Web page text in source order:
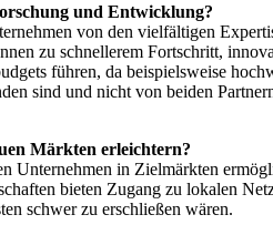
und Entwicklung?
von den vielfältigen
zu schnellerem Fortschritt,
führen, da beispielsweise
sind und nicht von beiden
Märkten erleichtern?
Unternehmen in Zielmärkten
bieten Zugang zu lokalen
schwer zu erschließen wären.